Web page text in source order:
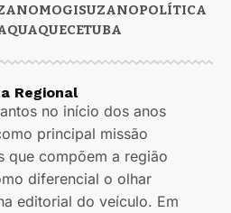
MOGISUZANOPOLÍTICA
Regional
no início dos anos
principal missão
que compõem a região
diferencial o olhar
editorial do veículo. Em